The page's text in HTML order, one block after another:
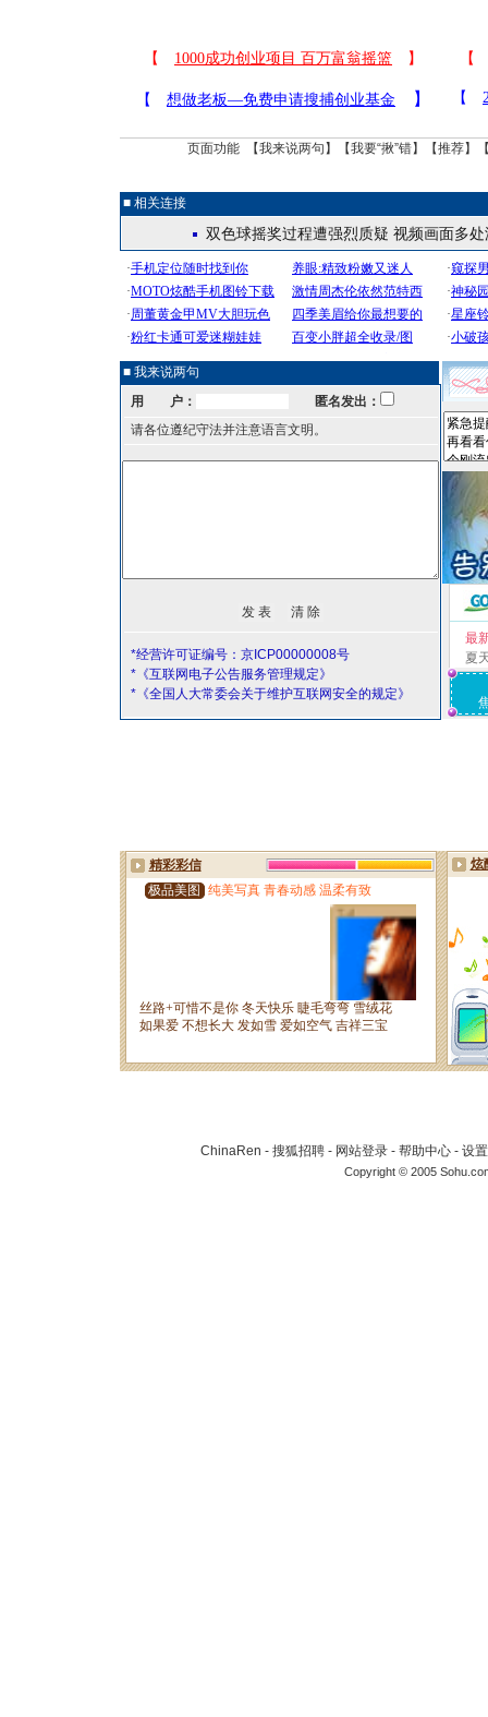
页面功能 【我来说两句 】【我要“揪”错】【推荐】
■ 相关连接
双色球摇奖过程遭强烈质疑 视频画面多
■ 我来说两句
用 户：
匿名发出：
请各位遵纪守法并注意语言文明。
*经营许可证编号：京ICP00000008号
*《互联网电子公告服务管理规定》
*《全国人大常委会关于维护互联网安全的规定》
最
夏
ChinaRen - 搜狐招聘 - 网站登录 - 帮助中心 - 设
Copyright © 2005